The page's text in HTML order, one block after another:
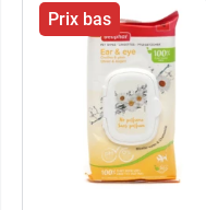
Prix bas